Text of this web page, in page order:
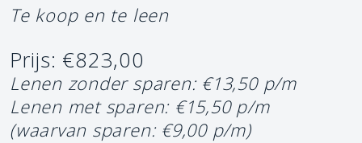
Te koop en te leen
Prijs: €823,00
Lenen zonder sparen: €13,50 p/m
Lenen met sparen: €15,50 p/m
(waarvan sparen: €9,00 p/m)